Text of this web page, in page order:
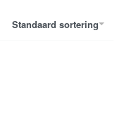
Standaard sortering